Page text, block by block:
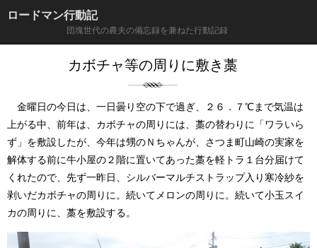
ロードマン行動記
団塊世代の農夫の備忘録を兼ねた行動記録
カボチャ等の周りに敷き藁
金曜日の今日は、一日曇り空の下で過ぎ、２６．７℃まで気温は
上がる中、前年は、カボチャの周りには、藁の替わりに「ワラいら
ず」を敷設したが、今年は甥のＮちゃんが、さつま町山崎の実家を
解体する前に牛小屋の２階に置いてあった藁を軽トラ１台分届けて
くれたので、先ず一昨日、シルバーマルチストラップ入り寒冷紗を
剥いだカボチャの周りに。続いてメロンの周りに。続いて小玉スイ
カの周りに、藁を敷設する。